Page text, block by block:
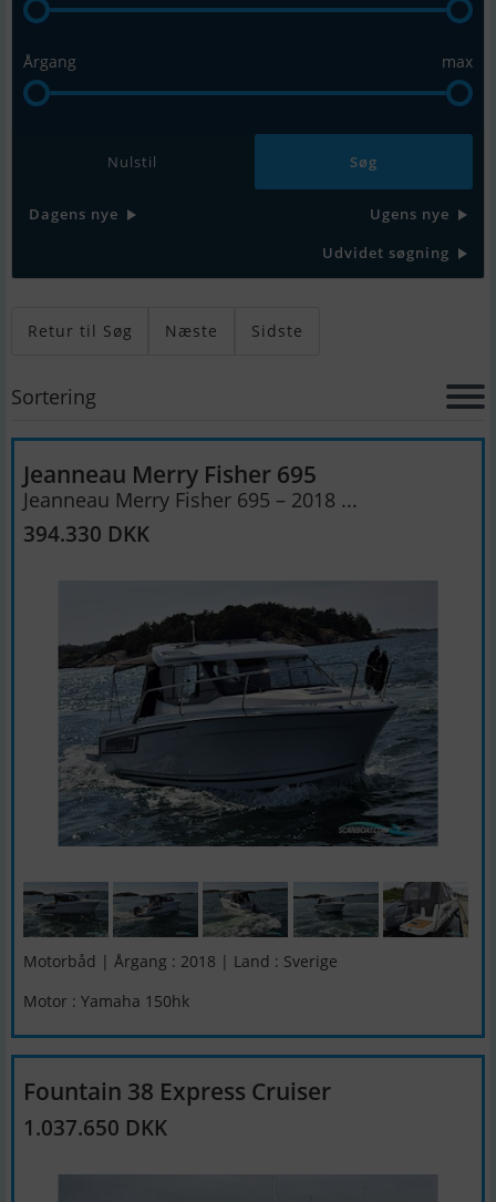
Årgang max
Nulstil
Dagens nye
Ugens nye
Udvidet søgning
Retur til Søg Næste Sidste
Sortering
Jeanneau Merry Fisher 695
Jeanneau Merry Fisher 695 – 2018 ...
394.330 DKK
Motorbåd | Årgang : 2018 | Land : Sverige
Motor : Yamaha 150hk
Fountain 38 Express Cruiser
1.037.650 DKK